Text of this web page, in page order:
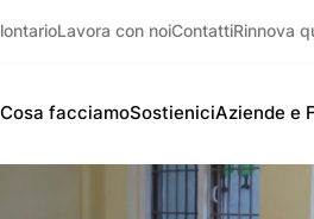
Cosa facciamoSostieniciAziende e
Lavora con noiContattiRinnova